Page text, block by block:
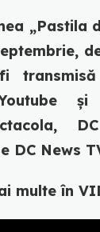
„Pastila
DC News
multe în